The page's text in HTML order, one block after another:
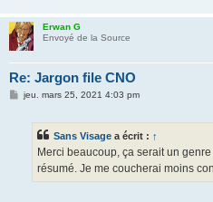
Erwan G
Envoyé de la Source
Re: Jargon file CNO
Mjeu. mars 25, 2021 4:03 pm
Sans Visage a écrit : ↑
Merci beaucoup, ça serait un
résumé. Je me coucherai moins